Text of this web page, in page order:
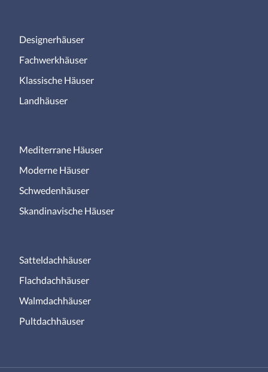
Designerhäuser
Fachwerkhäuser
Klassische Häuser
Landhäuser
Mediterrane Häuser
Moderne Häuser
Schwedenhäuser
Skandinavische Häuser
Satteldachhäuser
Flachdachhäuser
Walmdachhäuser
Pultdachhäuser